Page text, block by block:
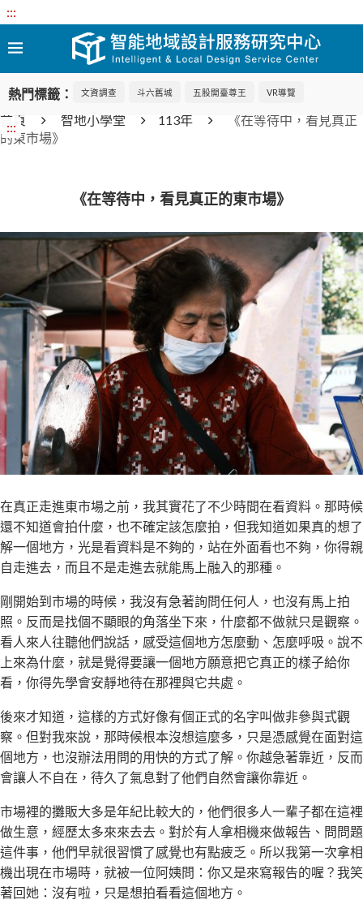
:::
熱門標籤： 文資調查 斗六舊城 五股開臺尊王 VR導覽
:::
首頁 智地小學堂 113年
《在等待中，看見真正
的東市場》
《在等待中，看見真正的東市場》
在真正走進東市場之前，我其實花了不少時間在看資料。那時候
還不知道會拍什麼，也不確定該怎麼拍，但我知道如果真的想了
解一個地方，光是看資料是不夠的，站在外面看也不夠，你得親
自走進去，而且不是走進去就能馬上融入的那種。
剛開始到市場的時候，我沒有急著詢問任何人，也沒有馬上拍
照。反而是找個不顯眼的角落坐下來，什麼都不做就只是觀察。
看人來人往聽他們說話，感受這個地方怎麼動、怎麼呼吸。說不
上來為什麼，就是覺得要讓一個地方願意把它真正的樣子給你
看，你得先學會安靜地待在那裡與它共處。
後來才知道，這樣的方式好像有個正式的名字叫做非參與式觀
察。但對我來說，那時候根本沒想這麼多，只是憑感覺在面對這
個地方，也沒辦法用問的用快的方式了解。你越急著靠近，反而
會讓人不自在，待久了氣息對了他們自然會讓你靠近。
市場裡的攤販大多是年紀比較大的，他們很多人一輩子都在這裡
做生意，經歷太多來來去去。對於有人拿相機來做報告、問問題
這件事，他們早就很習慣了感覺也有點疲乏。所以我第一次拿相
機出現在市場時，就被一位阿姨問：你又是來寫報告的喔？我笑
著回她：沒有啦，只是想拍看看這個地方。